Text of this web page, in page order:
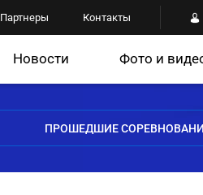
Партнеры Контакты
Новости Фото и
ПРОШЕДШИЕ